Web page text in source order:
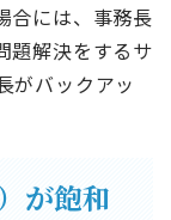
合には、事務長
題解決をするサ
がバックアッ
が飽和